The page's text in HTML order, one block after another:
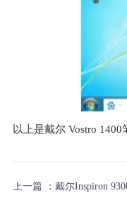
以上是戴尔 Vostro
上一篇 ： 戴尔Inspiron